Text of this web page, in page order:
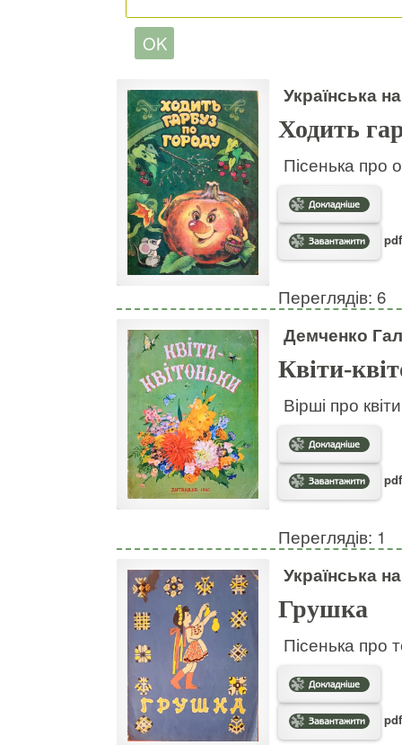
Українська
Ходить
Пісенька про
Переглядів: 6
Демченко
Квіти-
Вірші про
Переглядів: 1
Українська
Грушка
Пісенька про